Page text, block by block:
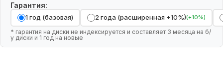
Гарантия:
1 год (базовая) 2 года (расширенная +10%)(+10%)
* гарантия на диски не индексируется и составляет 3 месяца на б/
у диски и 1 год на новые